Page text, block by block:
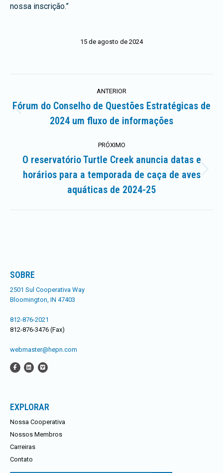
nossa inscrição.”
15 de agosto de 2024
de
artigos
ANTERIOR
Postagem
anterior:
Fórum do Conselho de Questões Estratégicas de
2024 um fluxo de informações
PRÓXIMO
Próximo
post:
O reservatório Turtle Creek anuncia datas e
horários para a temporada de caça de aves
aquáticas de 2024-25
SOBRE
2501 Sul Cooperativa Way
Bloomington, IN 47403
812-876-2021
812-876-3476 (Fax)
webmaster@hepn.com
EXPLORAR
Nossa Cooperativa
Nossos Membros
Carreiras
Contato